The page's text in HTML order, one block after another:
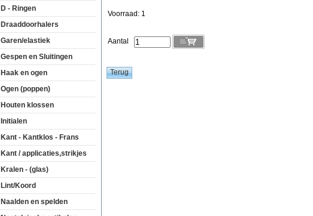
D - Ringen
Draaddoorhalers
Garen/elastiek
Gespen en Sluitingen
Haak en ogen
Ogen (poppen)
Houten klossen
Initialen
Kant - Kantklos - Frans
Kant / applicaties,strikjes
Kralen - (glas)
Lint/Koord
Naalden en spelden
Voorraad: 1
Aantal